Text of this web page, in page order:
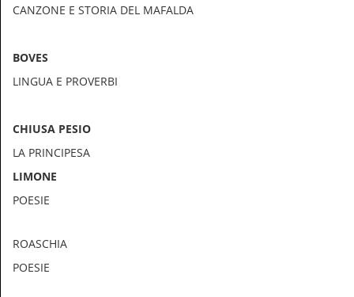
CANZONE E STORIA DEL MAFALDA
BOVES
LINGUA E PROVERBI
CHIUSA PESIO
LA PRINCIPESA
LIMONE
POESIE
ROASCHIA
POESIE